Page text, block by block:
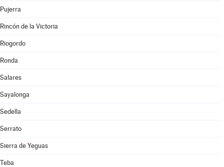
Pujerra
Rincón de la Victoria
Riogordo
Ronda
Salares
Sayalonga
Sedella
Serrato
Sierra de Yeguas
Teba